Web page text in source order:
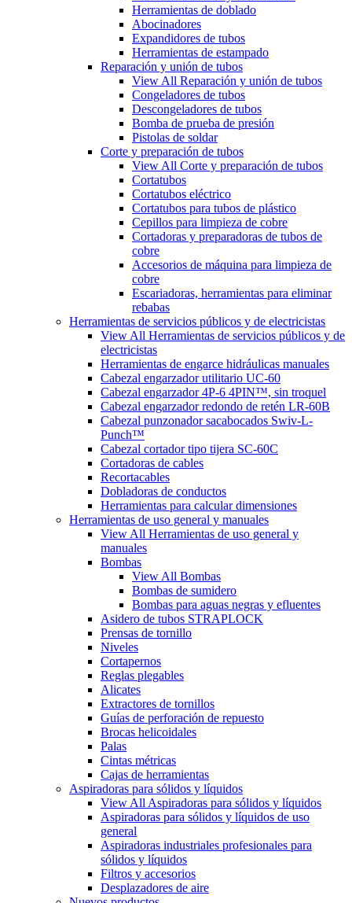
Herramientas de doblado
Abocinadores
Expandidores de tubos
Herramientas de estampado
Reparación y unión de tubos
View All Reparación y unión de tubos
Congeladores de tubos
Descongeladores de tubos
Bomba de prueba de presión
Pistolas de soldar
Corte y preparación de tubos
View All Corte y preparación de tubos
Cortatubos
Cortatubos eléctrico
Cortatubos para tubos de plástico
Cepillos para limpieza de cobre
Cortadoras y preparadoras de tubos de
cobre
Accesorios de máquina para limpieza de
cobre
Escariadoras, herramientas para eliminar
rebabas
Herramientas de servicios públicos y de electricistas
View All Herramientas de servicios públicos y de
electricistas
Herramientas de engarce hidráulicas manuales
Cabezal engarzador utilitario UC-60
Cabezal engarzador 4P-6 4PIN™, sin troquel
Cabezal engarzador redondo de retén LR-60B
Cabezal punzonador sacabocados Swiv-L-
Punch™
Cabezal cortador tipo tijera SC-60C
Cortadoras de cables
Recortacables
Dobladoras de conductos
Herramientas para calcular dimensiones
Herramientas de uso general y manuales
View All Herramientas de uso general y
manuales
Bombas
View All Bombas
Bombas de sumidero
Bombas para aguas negras y efluentes
Asidero de tubos STRAPLOCK
Prensas de tornillo
Niveles
Cortapernos
Reglas plegables
Alicates
Extractores de tornillos
Guías de perforación de repuesto
Brocas helicoidales
Palas
Cintas métricas
Cajas de herramientas
Aspiradoras para sólidos y líquidos
View All Aspiradoras para sólidos y líquidos
Aspiradoras para sólidos y líquidos de uso
general
Aspiradoras industriales profesionales para
sólidos y líquidos
Filtros y accesorios
Desplazadores de aire